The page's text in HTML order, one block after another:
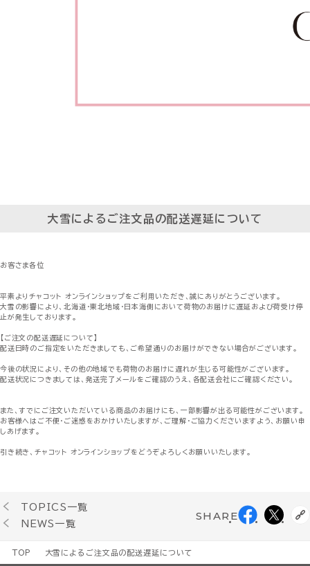
大雪によるご注文品の配送遅延について
お客さま各位
平素よりチャコット オンラインショップをご利用いただき、誠にありがとうございます。
大雪の影響により、北海道・東北地域・日本海側において荷物のお届けに遅延および荷受け停
止が発生しております。
【ご注文の配送遅延について】
配送日時のご指定をいただきましても、ご希望通りのお届けができない場合がございます。
今後の状況により、その他の地域でも荷物のお届けに遅れが生じる可能性がございます。
配送状況につきましては、発送完了メールをご確認のうえ、各配送会社にご確認ください。
また、すでにご注文いただいている商品のお届けにも、一部影響が出る可能性がございます。
お客様へはご不便・ご迷惑をおかけいたしますが、ご理解・ご協力くださいますよう、お願い申
しあげます。
引き続き、チャコット オンラインショップをどうぞよろしくお願いいたします。
TOPICS一覧
NEWS一覧
SHARE
TOP 大雪によるご注文品の配送遅延について